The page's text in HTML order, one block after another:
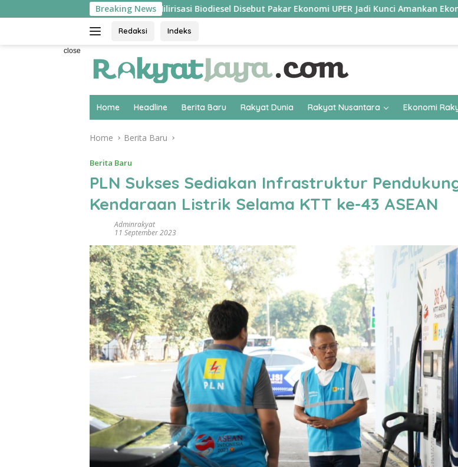
to
Breaking News
Hilirisasi Biodiesel Disebut Pakar Ekonomi UPER Jadi Kunci Amankan Ekonomi
Redaksi Indeks
close
Home Headline Berita Baru Rakyat Dunia Rakyat Nusantara Ekonomi
Home Berita Baru
Berita Baru
PLN Sukses Sediakan Infrastruktur
Kendaraan Listrik Selama KTT ke-43 ASEAN
Adminrakyat
11 September 2023